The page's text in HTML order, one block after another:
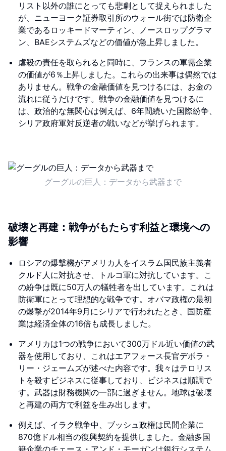
リスト以外の誰にとっても悲劇として捉えられました
が、ニューヨーク証券取引所のウォール街では防衛企
業であるロッキードマーティン、ノースロップグラマ
ン、BAEシステムズなどの価値が急上昇しました。
虐殺の責任を取られると同時に、フランスの軍需企業
の価値が6％上昇しました。これらの出来事は偶然では
ありません。戦争の金融価値を見つけるには、お金の
流れに従うだけです。戦争の金融価値を見つけるに
は、政治的な無関心は例えば、6年間続いた国際紛争、
シリア政府軍対反逆者の戦いなどが挙げられます。
グーグルの巨人：データから武器まで
破壊と再建：戦争がもたらす利益と環境への
影響
ロシアの爆撃機がアメリカ人をイスラム国民族主義者
クルド人に対抗させ、トルコ軍に対抗しています。こ
の紛争は既に50万人の犠牲者を出しています。これは
防衛軍にとって理想的な戦争です。オバマ政権の最初
の爆撃が2014年9月にシリアで行われたとき、国防産
業は経済全体の16倍も成長しました。
アメリカは1つの戦争において300万ドル近い価値の武
器を使用しており、これはエアフォース長官デボラ・
リー・ジェームズが述べた内容です。我々はテロリス
トを殺すビジネスに従事しており、ビジネスは順調で
す。武器は財務機関の一部に過ぎません。地球は破壊
と再建の両方で利益を生み出します。
例えば、イラク戦争中、ブッシュ政権は民間企業に
870億ドル相当の復興契約を提供しました。金融多国
籍企業のチェース・アンド・モーガンは銀行システム